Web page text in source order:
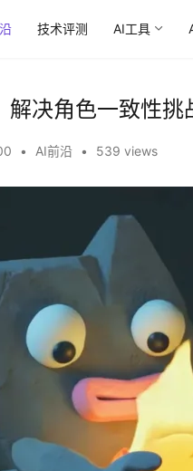
技术评测 AI工具
决角色一致性挑
• AI前沿 • 539 views